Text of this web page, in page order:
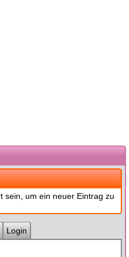
sein, um ein neuer Eintrag zu
Login